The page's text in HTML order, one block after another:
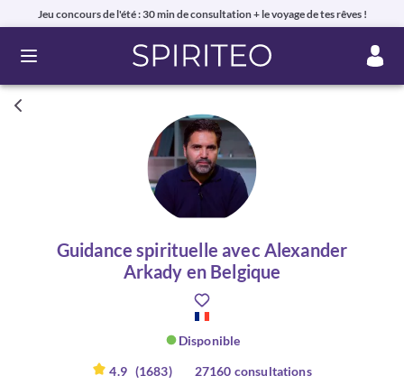
Jeu concours de l'été : 30 min de consultation + le voyage de tes rêves !
Ouvrir le menu
Guidance spirituelle avec Alexander
Arkady en Belgique
Disponible
4.9 (1683) 27160 consultations